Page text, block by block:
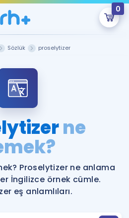
0
Hatırlamıyorum
Şu An Boş.
hazırlayacak onlarca eğitim seni
bekliyor!
İngilizce Gramer
Sözlük proselytizer
ne
Proselytizer ne anlama
İngilizce örnek cümle.
eş anlamlıları.